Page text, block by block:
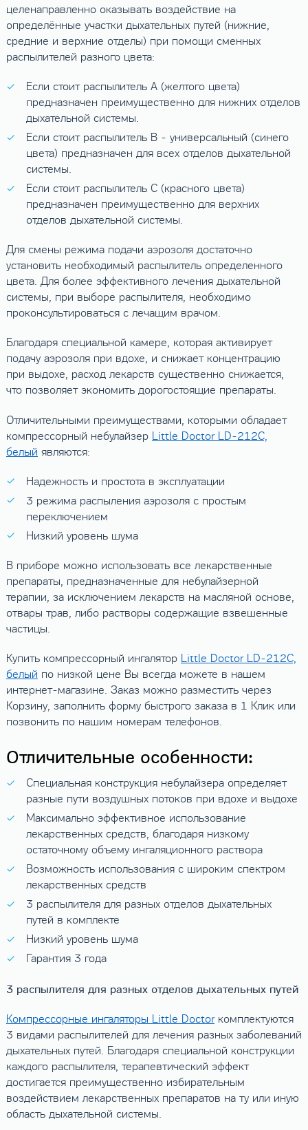
целенаправленно оказывать воздействие на
определённые участки дыхательных путей (нижние,
средние и верхние отделы) при помощи сменных
распылителей разного цвета:
Если стоит распылитель A (желтого цвета)
предназначен преимущественно для нижних отделов
дыхательной системы.
Если стоит распылитель B - универсальный (синего
цвета) предназначен для всех отделов дыхательной
системы.
Если стоит распылитель C (красного цвета)
предназначен преимущественно для верхних
отделов дыхательной системы.
Для смены режима подачи аэрозоля достаточно
установить необходимый распылитель определенного
цвета. Для более эффективного лечения дыхательной
системы, при выборе распылителя, необходимо
проконсультироваться с лечащим врачом.
Благодаря специальной камере, которая активирует
подачу аэрозоля при вдохе, и снижает концентрацию
при выдохе, расход лекарств существенно снижается,
что позволяет экономить дорогостоящие препараты.
Отличительными преимуществами, которыми обладает
компрессорный небулайзер Little Doctor LD-212C,
белый являются:
Надежность и простота в эксплуатации
3 режима распыления аэрозоля с простым
переключением
Низкий уровень шума
В приборе можно использовать все лекарственные
препараты, предназначенные для небулайзерной
терапии, за исключением лекарств на масляной основе,
отвары трав, либо растворы содержащие взвешенные
частицы.
Купить компрессорный ингалятор Little Doctor LD-212C,
белый по низкой цене Вы всегда можете в нашем
интернет-магазине. Заказ можно разместить через
Корзину, заполнить форму быстрого заказа в 1 Клик или
позвонить по нашим номерам телефонов.
Отличительные особенности:
Специальная конструкция небулайзера определяет
разные пути воздушных потоков при вдохе и выдохе
Максимально эффективное использование
лекарственных средств, благодаря низкому
остаточному объему ингаляционного раствора
Возможность использования с широким спектром
лекарственных средств
3 распылителя для разных отделов дыхательных
путей в комплекте
Низкий уровень шума
Гарантия 3 года
3 распылителя для разных отделов дыхательных путей
Компрессорные ингаляторы Little Doctorкомплектуются
3 видами распылителей для лечения разных заболеваний
дыхательных путей. Благодаря специальной конструкции
каждого распылителя, терапевтический эффект
достигается преимущественно избирательным
воздействием лекарственных препаратов на ту или иную
область дыхательной системы.